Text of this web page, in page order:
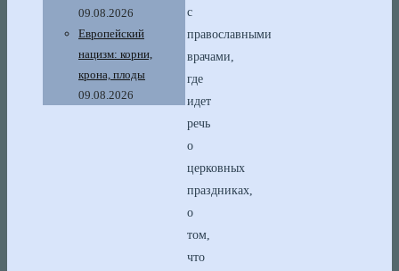
с
православными
врачами,
где
идет
речь
о
церковных
праздниках,
о
том,
что
09.08.2026
Европейский
нацизм: корни,
крона, плоды
09.08.2026